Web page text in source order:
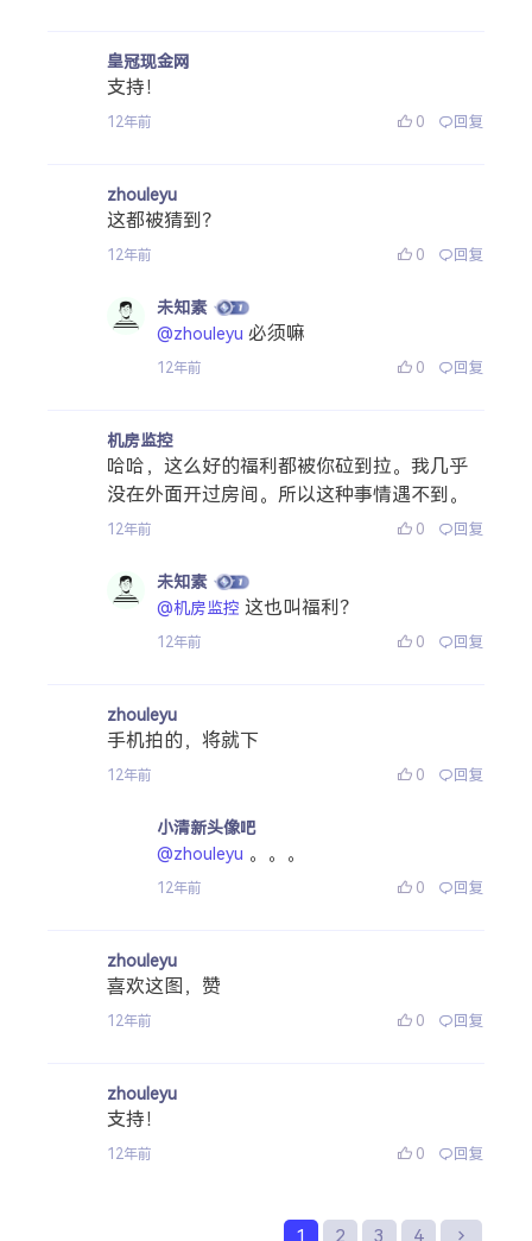
皇冠现金网
支持！
12年前 0 回复
zhouleyu
这都被猜到？
12年前 0 回复
未知素
@zhouleyu 必须嘛
12年前 0 回复
机房监控
哈哈，这么好的福利都被你砬到拉。我几乎
没在外面开过房间。所以这种事情遇不到。
12年前 0 回复
未知素
@机房监控 这也叫福利？
12年前 0 回复
zhouleyu
手机拍的，将就下
12年前 0 回复
小清新头像吧
@zhouleyu 。。。
12年前 0 回复
zhouleyu
喜欢这图，赞
12年前 0 回复
zhouleyu
支持！
12年前 0 回复
1 2 3 4